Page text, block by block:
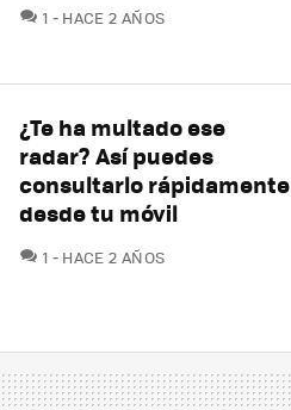
1 COMENTARIOS
HACE 2 AÑOS
¿Te ha multado ese
radar? Así puedes
consultarlo rápidamente
desde tu móvil
1 COMENTARIOS
HACE 2 AÑOS